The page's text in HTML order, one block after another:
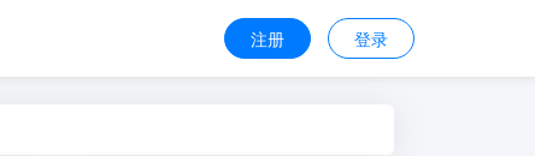
注册 登录